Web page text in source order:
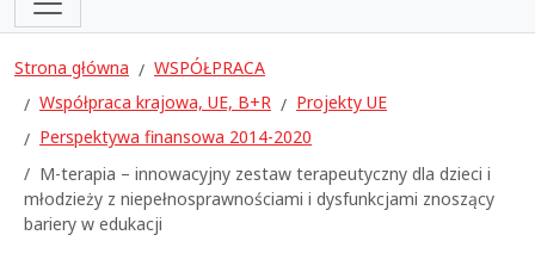
Strona główna
WSPÓŁPRACA
Współpraca krajowa, UE, B+R
Projekty UE
Perspektywa finansowa 2014-2020
M-terapia – innowacyjny zestaw terapeutyczny dla dzieci i
młodzieży z niepełnosprawnościami i dysfunkcjami znoszący
bariery w edukacji